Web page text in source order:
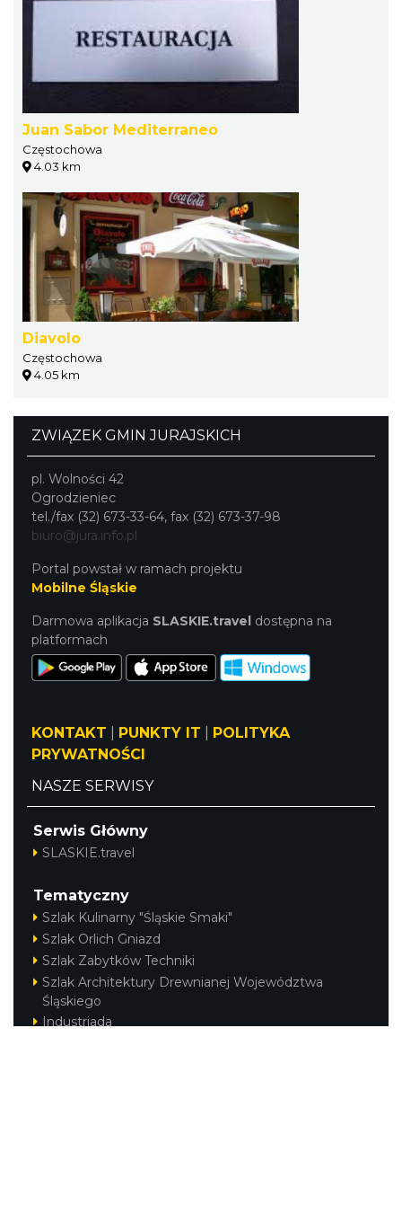
Juan Sabor Mediterraneo
Częstochowa
4.03 km
Diavolo
Częstochowa
4.05 km
ZWIĄZEK GMIN JURAJSKICH
pl. Wolności 42
Ogrodzieniec
tel./fax (32) 673-33-64, fax (32) 673-37-98
biuro@jura.info.pl
Portal powstał w ramach projektu
Mobilne Śląskie
Darmowa aplikacja SLASKIE.travel dostępna na
platformach
KONTAKT PUNKTY IT
POLITYKA
PRYWATNOŚCI
NASZE SERWISY
Serwis Główny
SLASKIE.travel
Tematyczny
Szlak Kulinarny "Śląskie Smaki"
Szlak Orlich Gniazd
Szlak Zabytków Techniki
Szlak Architektury Drewnianej Województwa
Śląskiego
Industriada